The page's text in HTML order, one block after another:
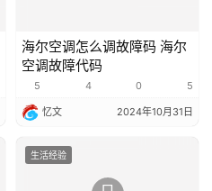
海尔空调怎么调故障码 海尔
空调故障代码
5 4 0 5
忆文 2024年10月31日
生活经验